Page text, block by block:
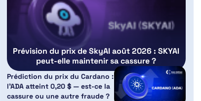
Prévision du prix de SkyAI août 2026 : SKYAI
peut-elle maintenir sa cassure ?
Prédiction du prix du Cardano :
l’ADA atteint 0,20 $ — est-ce la
cassure ou une autre fraude ?